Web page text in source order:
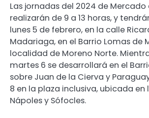
Las jornadas del 2024 de Mercado
realizarán de 9 a 13 horas, y
lunes 5 de febrero, en la calle
Madariaga, en el Barrio Lomas de
localidad de Moreno Norte.
martes 6 se desarrollará en el
sobre Juan de la Cierva y
8 en la plaza inclusiva, ubicada en
Nápoles y Sófocles.